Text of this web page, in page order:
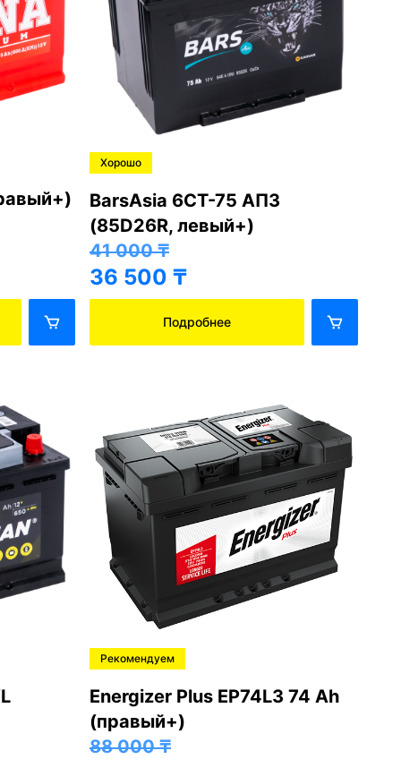
Хорошо
BarsAsia 6СТ-75 АПЗ
(85D26R, левый+)
41 000₸
36 500 ₸
Подробнее
Рекомендуем
Energizer Plus EP74L3 74 Ah
(правый+)
88 000₸